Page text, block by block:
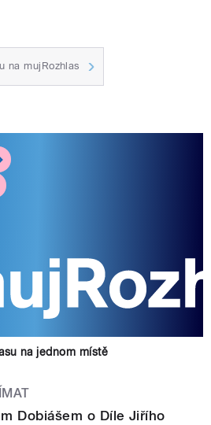
na mujRozhlas
na jednom místě
Dobiášem o Díle Jiřího